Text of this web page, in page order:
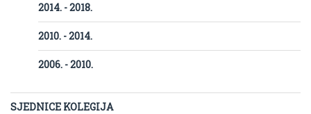
2014. - 2018.
2010. - 2014.
2006. - 2010.
SJEDNICE KOLEGIJA